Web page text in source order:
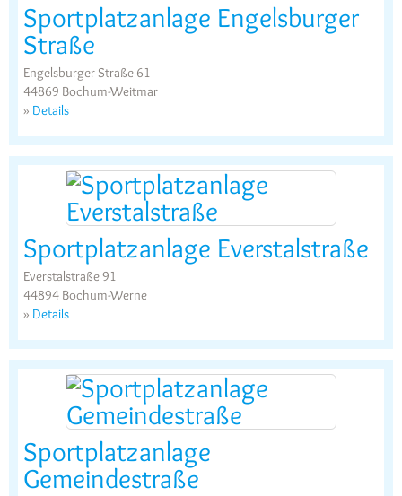
Sportplatzanlage Engelsburger
Straße
Engelsburger Straße 61
44869 Bochum-Weitmar
» Details
Sportplatzanlage Everstalstraße
Everstalstraße 91
44894 Bochum-Werne
» Details
Sportplatzanlage
Gemeindestraße